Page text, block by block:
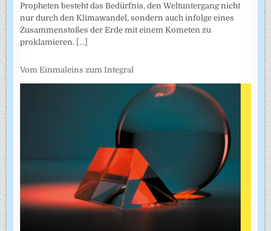
Propheten besteht das Bedürfnis, den Weltuntergang nicht
nur durch den Klimawandel, sondern auch infolge eines
Zusammenstoßes der Erde mit einem Kometen zu
proklamieren. [...]
Vom Einmaleins zum Integral